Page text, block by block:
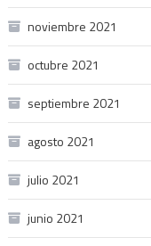
noviembre 2021
octubre 2021
septiembre 2021
agosto 2021
julio 2021
junio 2021